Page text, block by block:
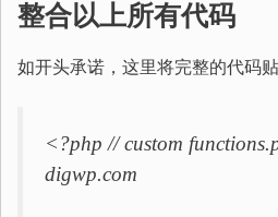
整合以上所有代码
如开头承诺，这里将完整的代码
<?php // custom
digwp.com